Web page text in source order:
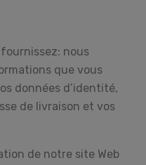
nous
que vous
données d’identité,
de livraison et vos
de notre site Web